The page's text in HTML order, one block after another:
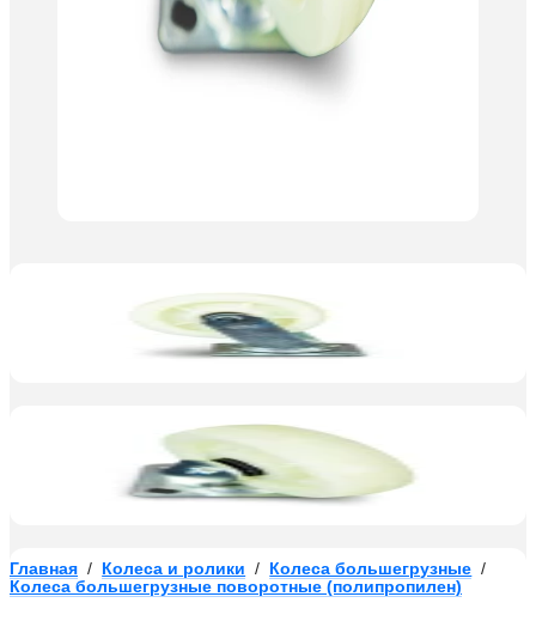
Главная / Колеса и ролики / Колеса большегрузные /
Колеса большегрузные поворотные (полипропилен)